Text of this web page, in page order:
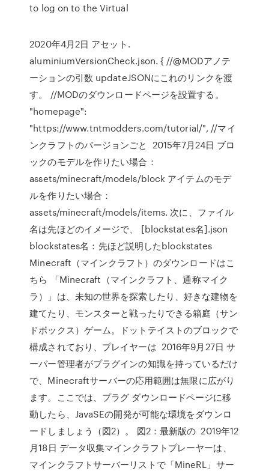
to log on to the Virtual
2020年4月2日 アセット.
aluminiumVersionCheck.json. { //@MODアノテ
ーションの引数 updateJSONにこれのリンクを渡
す。 //MODのダウンロードページを設置する。
"homepage":
"https://www.tntmodders.com/tutorial/", //マイ
ンクラフトのバージョンごと 2015年7月24日 ブロ
ックのモデルを作りたい場合：
assets/minecraft/models/block アイテムのモデ
ルを作りたい場合：
assets/minecraft/models/items. 次に、ファイル
名は先ほどのイメージで、 [blockstates名].json
blockstates名：先ほど説明したblockstates
Minecraft（マインクラフト）のダウンロードはこ
ちら 「Minecraft（マインクラフト、通称マイク
ラ）」は、未知の世界を探索したり、好きな建物を
建てたり、モンスターと戦ったりできる箱庭（サン
ドボックス）ゲーム。ドットテイストのブロックで
構成されており、プレイヤーは 2016年9月27日 サ
ーバー管理者がプラグインの知識を持っているだけ
で、Minecraftサーバーの応用範囲は無限に広がり
ます。ここでは、プラグ ダウンロードページに移
動したら、JavaSEの開発が可能な環境をダウンロ
ードしましょう（図2）。 図2：最新版の 2019年12
月18日 データ収集マインクラフトプレーヤーは、
マインクラフトサーバーリストで「MineRL」サー